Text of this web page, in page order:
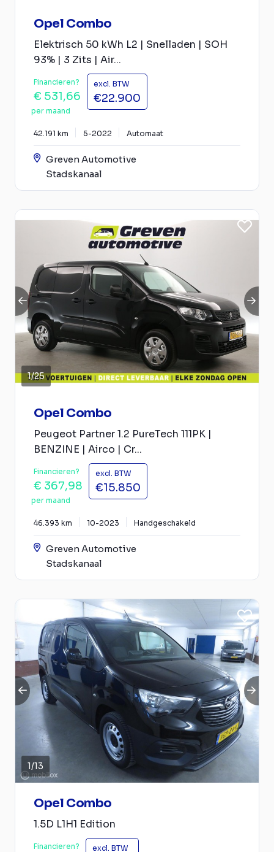
Opel Combo
Elektrisch 50 kWh L2 | Snelladen | SOH
93% | 3 Zits | Air...
Financieren?
€ 531,66
per maand
excl. BTW
€22.900
42.191 km 5-2022 Automaat
Greven Automotive
Stadskanaal
1/25
Opel Combo
Peugeot Partner 1.2 PureTech 111PK |
BENZINE | Airco | Cr...
Financieren?
€ 367,98
per maand
excl. BTW
€15.850
46.393 km 10-2023 Handgeschakeld
Greven Automotive
Stadskanaal
1/13
Opel Combo
1.5D L1H1 Edition
Financieren? excl. BTW